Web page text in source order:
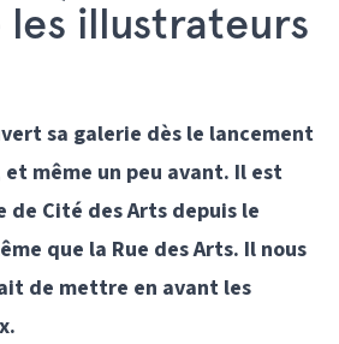
les illustrateurs
sa galerie dès le lancement
et même un peu avant. Il est
de Cité des Arts depuis le
que la Rue des Arts. Il nous
de mettre en avant les